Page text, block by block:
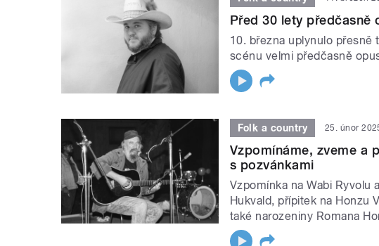
Před 30 lety předčasně
10. března uplynulo
scénu velmi předčasně
Folk a country 25. únor
Vzpomínáme, zveme a
s pozvánkami
Vzpomínka na Wabi Ryvolu
Hukvald, přípitek na Honzu
také narozeniny Romana